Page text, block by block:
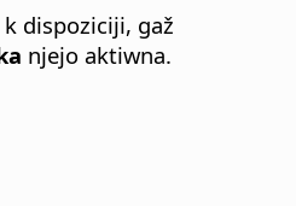
dispoziciji, gaž
njejo aktiwna.